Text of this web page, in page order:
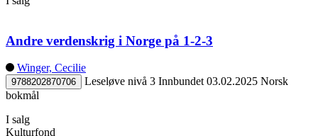
Andre verdenskrig i Norge på 1-2-3
Winger, Cecilie
9788202870706 Leseløve nivå 3 Innbundet 03.02.2025 Norsk
bokmål
I salg
Kulturfond